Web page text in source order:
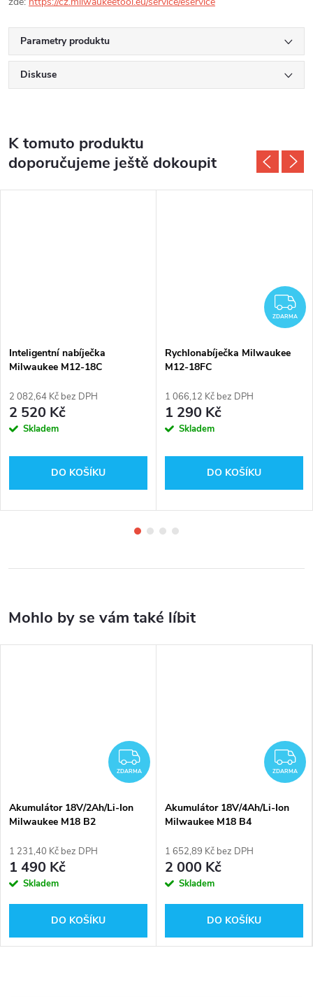
Parametry produktu
Diskuse
K tomuto produktu
doporučujeme ještě dokoupit
Inteligentní nabíječka
Milwaukee M12-18C
2 082,64 Kč bez DPH
2 520 Kč
Skladem
DO KOŠÍKU
ZDARMA
Rychlonabíječka Milwaukee
M12-18FC
1 066,12 Kč bez DPH
1 290 Kč
Skladem
DO KOŠÍKU
ZDARMA
ZDARMA
Akumulátor 18V/2Ah/Li-Ion
Milwaukee M18 B2
1 231,40 Kč bez DPH
1 490 Kč
Skladem
DO KOŠÍKU
ZDARMA
Akumulátor 18V/4Ah/Li-Ion
Milwaukee M18 B4
1 652,89 Kč bez DPH
2 000 Kč
Skladem
DO KOŠÍKU